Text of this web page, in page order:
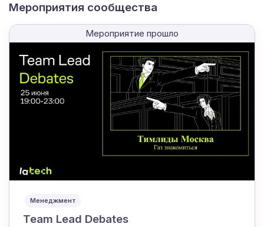
Мероприятия сообщества
Мероприятие прошло
Менеджмент
Team Lead Debates